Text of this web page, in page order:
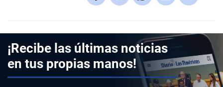
¡Recibe las últimas noticias
en tus propias manos!